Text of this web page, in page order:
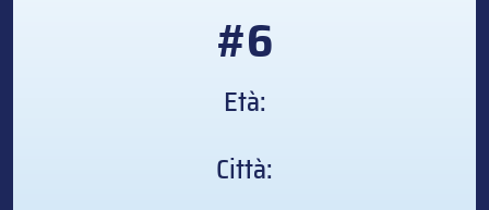
#6
Età:
Città: